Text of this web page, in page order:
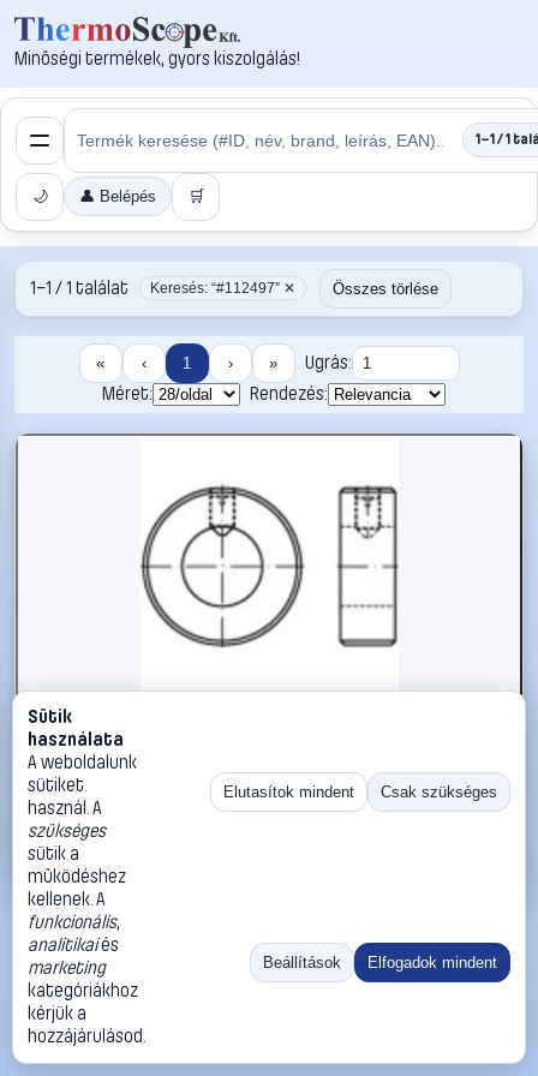
Minőségi termékek, gyors kiszolgálás!
1–1 / 1
🌙 👤 Belépés 🛒
1–1 / 1 találat Keresés: “#112497” ✕ Összes törlése
« ‹ 1 › »
Ugrás:
Méret:
Rendezés:
#112497
Állítógyűrűk M10 DIN 705 Acél 5 db TOOLCRAFT 112497
TOOLCRAFT Biztosítógyűrűk
23 990 Ft
Kosárba
«
Méret:
Rendezés:
©2026
ThermoScope
Cégbemutató
Sütik
használata
A weboldalunk
sütiket
használ. A
szükséges
sütik a
működéshez
kellenek. A
funkcionális,
analitikaiés
marketing
kategóriákhoz
kérjük a
hozzájárulásod.
Elutasítok mindent Csak szükséges
Beállítások Elfogadok mindent